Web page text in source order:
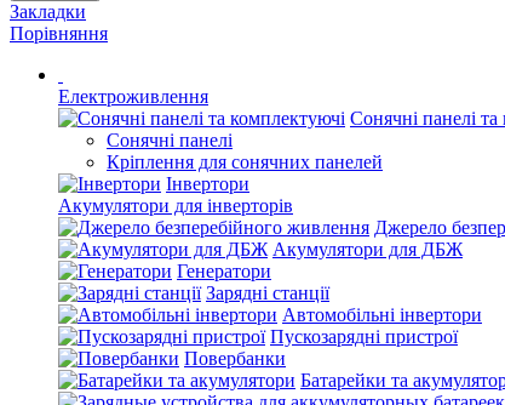
Закладки
Порівняння
Електроживлення
Сонячні панелі
Сонячні панелі
Кріплення для сонячних панелей
Інвертори
Акумулятори для інверторів
Джерело
Акумулятори для ДБЖ
Генератори
Зарядні станції
Автомобільні інвертори
Пускозарядні пристрої
Повербанки
Батарейки та